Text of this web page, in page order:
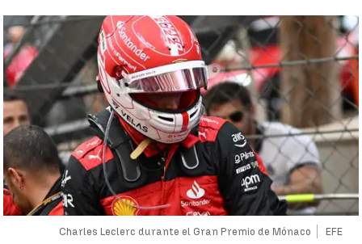
Charles Leclerc durante el Gran Premio de Mónaco EFE